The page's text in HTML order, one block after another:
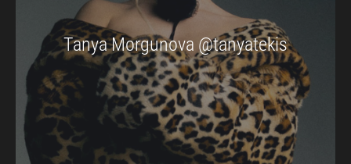
Tanya Morgunova @tanyatekis